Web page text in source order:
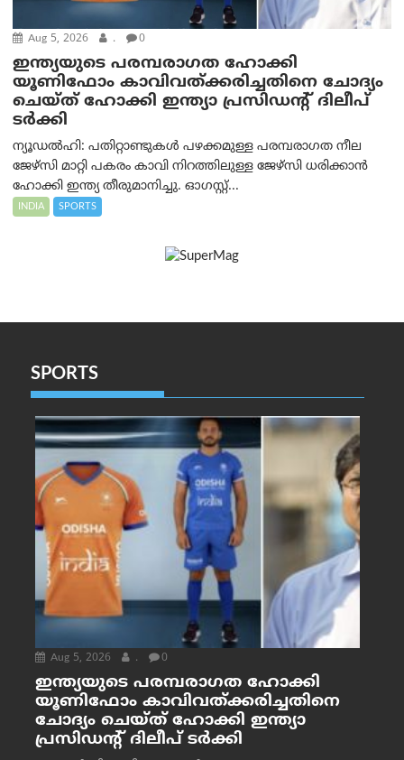
Aug 5, 2026 . 0
ഇന്ത്യയുടെ പരമ്പരാഗത ഹോക്കി
യൂണിഫോം കാവിവത്ക്കരിച്ചതിനെ ചോദ്യം
ചെയ്ത് ഹോക്കി ഇന്ത്യാ പ്രസിഡന്റ് ദിലീപ്
ടര്‍ക്കി
ന്യൂഡൽഹി: പതിറ്റാണ്ടുകൾ പഴക്കമുള്ള പരമ്പരാഗത നീല
ജേഴ്‌സി മാറ്റി പകരം കാവി നിറത്തിലുള്ള ജേഴ്‌സി ധരിക്കാൻ
ഹോക്കി ഇന്ത്യ തീരുമാനിച്ചു. ഓഗസ്റ്റ്...
INDIA SPORTS
SPORTS
Aug 5, 2026 . 0
ഇന്ത്യയുടെ പരമ്പരാഗത ഹോക്കി
യൂണിഫോം കാവിവത്ക്കരിച്ചതിനെ
ചോദ്യം ചെയ്ത് ഹോക്കി ഇന്ത്യാ
പ്രസിഡന്റ് ദിലീപ് ടര്‍ക്കി